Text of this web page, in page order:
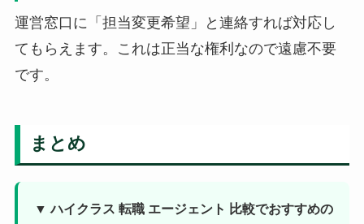
運営窓口に「担当変更希望」と連絡すれば対応し
てもらえます。これは正当な権利なので遠慮不要
です。
まとめ
▼ ハイクラス 転職 エージェント 比較でおすすめの